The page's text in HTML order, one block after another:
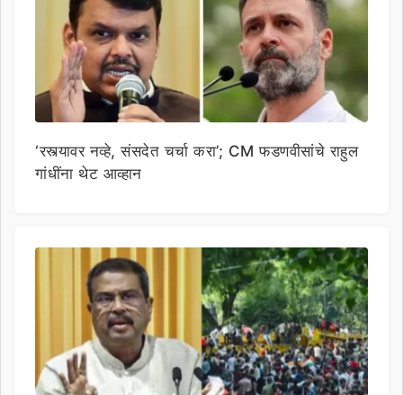
‘रस्त्यावर नव्हे, संसदेत चर्चा करा’; CM फडणवीसांचे राहुल
गांधींना थेट आव्हान